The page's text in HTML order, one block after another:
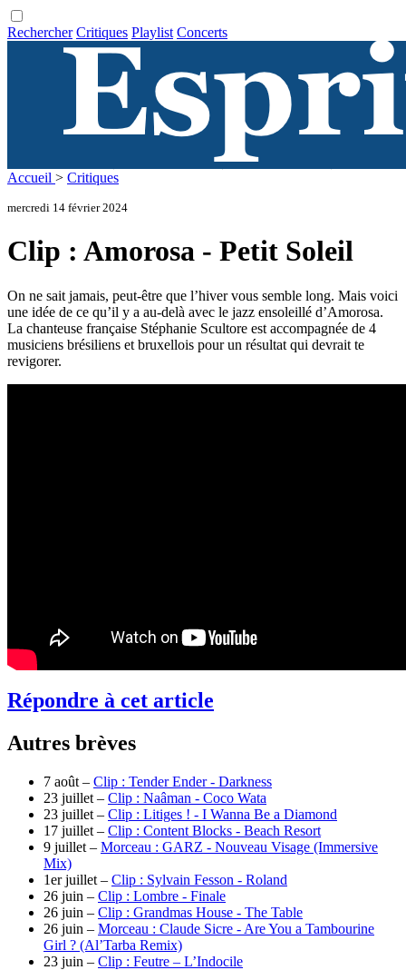
Rechercher Critiques Playlist Concerts
Accueil > Critiques
mercredi 14 février 2024
Clip : Amorosa - Petit Soleil
On ne sait jamais, peut-être que l’hiver vous semble long. Mais voici
une idée de ce qu’il y a au-delà avec le jazz ensoleillé d’Amorosa.
La chanteuse française Stéphanie Scultore est accompagnée de 4
musiciens brésiliens et bruxellois pour un résultat qui devrait te
revigorer.
Répondre à cet article
Autres brèves
7 août – Clip : Tender Ender - Darkness
23 juillet – Clip : Naâman - Coco Wata
23 juillet – Clip : Litiges ! - I Wanna Be a Diamond
17 juillet – Clip : Content Blocks - Beach Resort
9 juillet – Morceau : GARZ - Nouveau Visage (Immersive
Mix)
1er juillet – Clip : Sylvain Fesson - Roland
26 juin – Clip : Lombre - Finale
26 juin – Clip : Grandmas House - The Table
26 juin – Morceau : Claude Sicre - Are You a Tambourine
Girl ? (Al’Tarba Remix)
23 juin – Clip : Feutre – L’Indocile